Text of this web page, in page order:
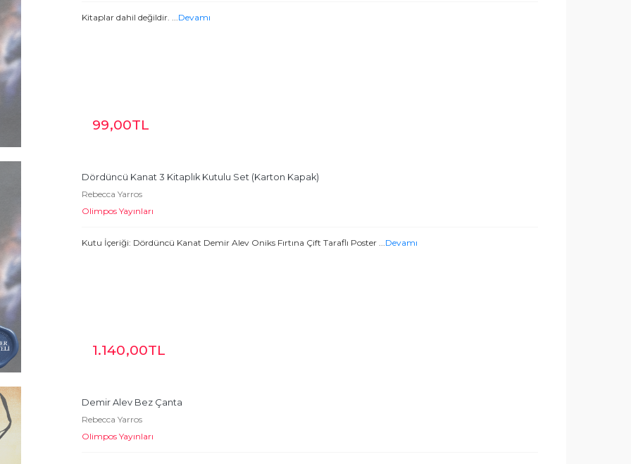
Kitaplar dahil değildir. ...Devamı
99,00TL
Dördüncü Kanat 3 Kitaplık Kutulu Set (Karton Kapak)
Rebecca Yarros
Olimpos Yayınları
Kutu İçeriği: Dördüncü Kanat Demir Alev Oniks Fırtına Çift Taraflı Poster ...Devamı
1.140,00TL
Demir Alev Bez Çanta
Rebecca Yarros
Olimpos Yayınları